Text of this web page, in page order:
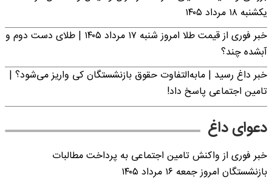
یکشنبه ۱۸ مرداد ۱۴۰۵
خبر فوری از قیمت طلا امروز شنبه ۱۷ مرداد ۱۴۰۵ | طلای دست دوم و
آبشده چند؟
خبر داغ رسید | مابه‌التفاوت حقوق بازنشستگان کی واریز می‌شود؟ |
تامین اجتماعی پاسخ داد!
دعوای داغ
خبر فوری از واکنش تامین اجتماعی به پرداخت مطالبات
بازنشستگان امروز جمعه ۱۶ مرداد ۱۴۰۵